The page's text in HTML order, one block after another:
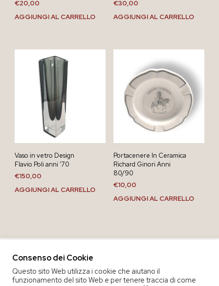
€20,00
AGGIUNGI AL CARRELLO
€30,00
AGGIUNGI AL CARRELLO
Vaso in vetro Design
Flavio Poli anni ’70
€150,00
AGGIUNGI AL CARRELLO
Portacenere In Ceramica
Richard Ginori Anni
80/90
€10,00
AGGIUNGI AL CARRELLO
Consenso dei Cookie
Questo sito Web utilizza i cookie che aiutano il
funzionamento del sito Web e per tenere traccia di come